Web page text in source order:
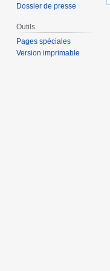
Dossier de presse
Outils
Pages spéciales
Version imprimable